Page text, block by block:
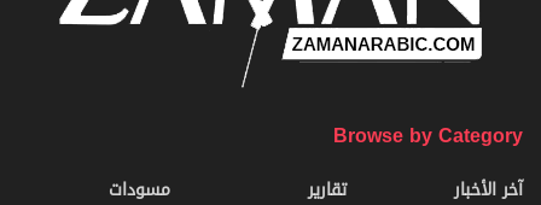
Browse by Category
آخر الأخبار
تقارير
مسودات